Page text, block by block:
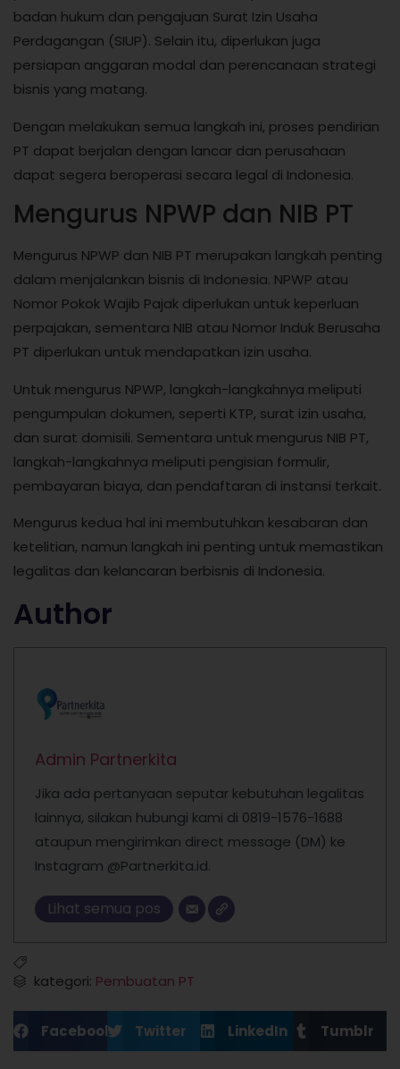
badan hukum dan pengajuan Surat Izin Usaha
Perdagangan (SIUP). Selain itu, diperlukan juga
persiapan anggaran modal dan perencanaan strategi
bisnis yang matang.
Dengan melakukan semua langkah ini, proses pendirian
PT dapat berjalan dengan lancar dan perusahaan
dapat segera beroperasi secara legal di Indonesia.
Mengurus NPWP dan NIB PT
Mengurus NPWP dan NIB PT merupakan langkah penting
dalam menjalankan bisnis di Indonesia. NPWP atau
Nomor Pokok Wajib Pajak diperlukan untuk keperluan
perpajakan, sementara NIB atau Nomor Induk Berusaha
PT diperlukan untuk mendapatkan izin usaha.
Untuk mengurus NPWP, langkah-langkahnya meliputi
pengumpulan dokumen, seperti KTP, surat izin usaha,
dan surat domisili. Sementara untuk mengurus NIB PT,
langkah-langkahnya meliputi pengisian formulir,
pembayaran biaya, dan pendaftaran di instansi terkait.
Mengurus kedua hal ini membutuhkan kesabaran dan
ketelitian, namun langkah ini penting untuk memastikan
legalitas dan kelancaran berbisnis di Indonesia.
Author
Admin Partnerkita
Jika ada pertanyaan seputar kebutuhan legalitas
lainnya, silakan hubungi kami di 0819-1576-1688
ataupun mengirimkan direct message (DM) ke
Instagram @Partnerkita.id.
Lihat semua pos
kategori: Pembuatan PT
Facebook Twitter LinkedIn Tumblr